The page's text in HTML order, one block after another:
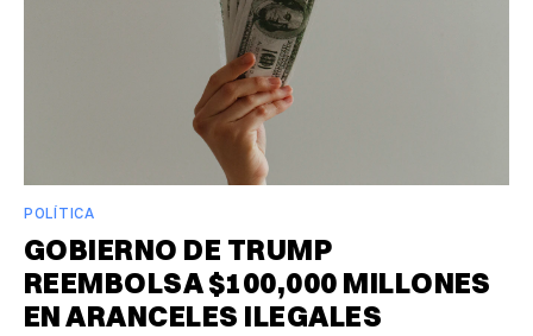
POLÍTICA
GOBIERNO DE TRUMP
REEMBOLSA $100,000 MILLONES
EN ARANCELES ILEGALES